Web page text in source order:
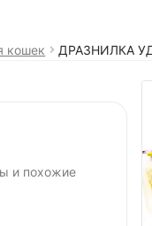
кошек ДРАЗНИЛКА
и похожие